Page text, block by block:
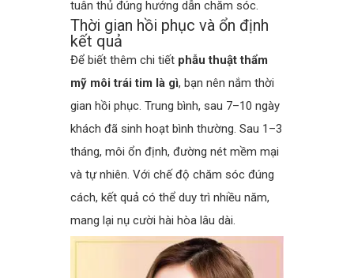
tuân thủ đúng hướng dẫn chăm sóc.
Thời gian hồi phục và ổn định
kết quả
Để biết thêm chi tiết phẫu thuật thẩm
mỹ môi trái tim là gì, bạn nên nắm thời
gian hồi phục. Trung bình, sau 7–10 ngày
khách đã sinh hoạt bình thường. Sau 1–3
tháng, môi ổn định, đường nét mềm mại
và tự nhiên. Với chế độ chăm sóc đúng
cách, kết quả có thể duy trì nhiều năm,
mang lại nụ cười hài hòa lâu dài.